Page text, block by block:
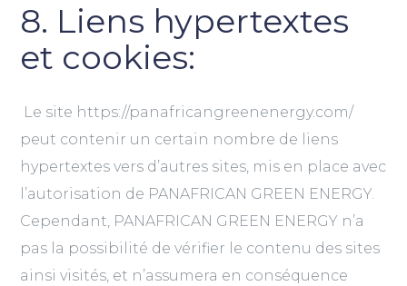
8. Liens hypertextes
et cookies:
Le site https://panafricangreenenergy.com/
peut contenir un certain nombre de liens
hypertextes vers d’autres sites, mis en place avec
l’autorisation de PANAFRICAN GREEN ENERGY.
Cependant, PANAFRICAN GREEN ENERGY n’a
pas la possibilité de vérifier le contenu des sites
ainsi visités, et n’assumera en conséquence